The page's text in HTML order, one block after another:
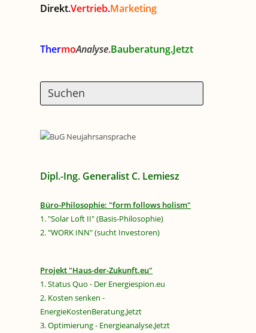
Direkt.Vertrieb.Marketing
ThermoAnalyse.Bauberatung.Jetzt
Dipl.-Ing. Generalist C. Lemiesz
Büro-Philosophie: "form follows holism"
1. "Solar Loft II" (Basis-Philosophie)
2. "WORK INN" (sucht Investoren)
Projekt "Haus-der-Zukunft.eu"
1. Status Quo - Der Energiespion.eu
2. Kosten senken -
EnergieKostenBeratung.Jetzt
3. Optimierung - Energieanalyse.Jetzt